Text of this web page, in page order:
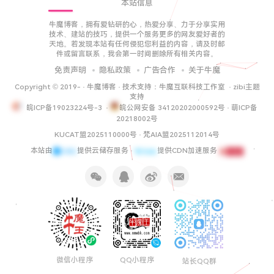
本站信息
牛魔博客，拥有爱钻研的心，热爱分享、力于分享实用
技术、建站的技巧，提供一个服务更多的网友爱好者的
天地。若发现本站有任何侵犯您利益的内容，请及时邮
件或留言联系，我会第一时间删除所有相关内容。
免责声明 隐私政策 广告合作 关于牛魔
Copyright © 2019- · 牛魔博客 · 技术支持： 牛魔互联科技工作室 · zibi主题
支持
皖ICP备19023224号-3 · 皖公网安备 34120202000592号 · 萌ICP备
20218002号
KUCAT盟2025110000号 · 梵AIA盟2025112014号
本站由
提供云储存服务 · 提供CDN加速服务
微信小程序 QQ小程序 站长QQ群